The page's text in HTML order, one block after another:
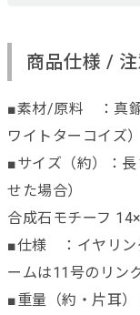
商品仕様 /
■素材/原料 ：真鍮
ワイトターコイズ）
■サイズ（約）：
せた場合）
合成石モチーフ
■仕様 ：イヤリン
ームは11号のリン
■重量（約・片耳）